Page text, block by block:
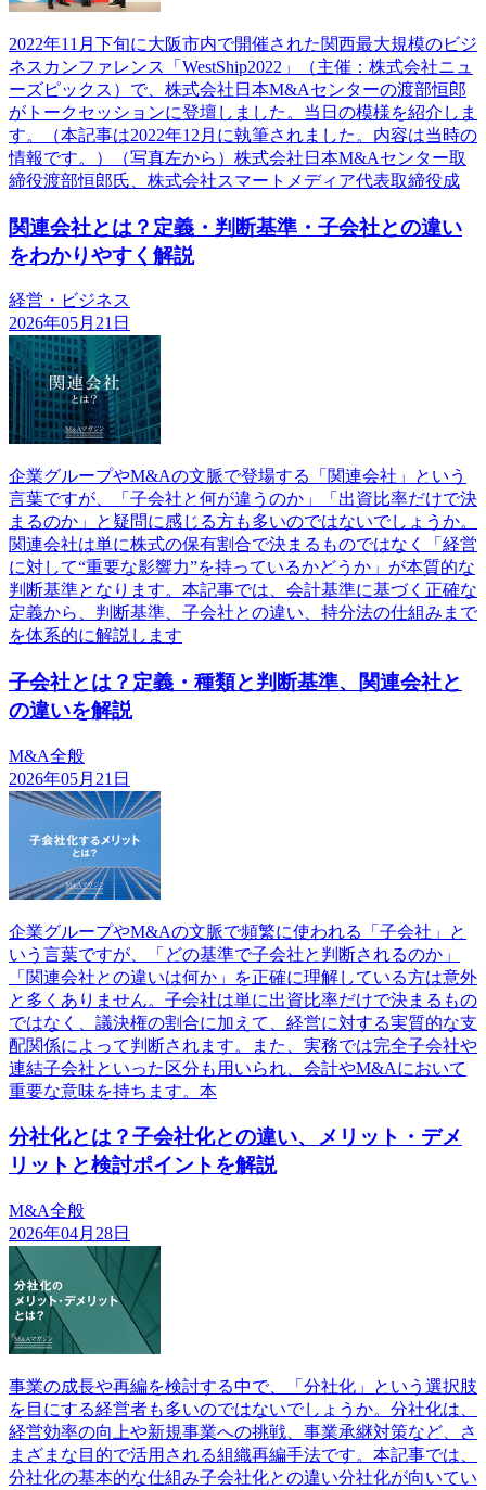
2022年11月下旬に大阪市内で開催された関西最大規模のビジ
ネスカンファレンス「WestShip2022」（主催：株式会社ニュ
ーズピックス）で、株式会社日本M&Aセンターの渡部恒郎
がトークセッションに登壇しました。当日の模様を紹介しま
す。（本記事は2022年12月に執筆されました。内容は当時の
情報です。）（写真左から）株式会社日本M&Aセンター取
締役渡部恒郎氏、株式会社スマートメディア代表取締役成
関連会社とは？定義・判断基準・子会社との違い
をわかりやすく解説
経営・ビジネス
2026年05月21日
企業グループやM&Aの文脈で登場する「関連会社」という
言葉ですが、「子会社と何が違うのか」「出資比率だけで決
まるのか」と疑問に感じる方も多いのではないでしょうか。
関連会社は単に株式の保有割合で決まるものではなく「経営
に対して“重要な影響力”を持っているかどうか」が本質的な
判断基準となります。本記事では、会計基準に基づく正確な
定義から、判断基準、子会社との違い、持分法の仕組みまで
を体系的に解説します
子会社とは？定義・種類と判断基準、関連会社と
の違いを解説
M&A全般
2026年05月21日
企業グループやM&Aの文脈で頻繁に使われる「子会社」と
いう言葉ですが、「どの基準で子会社と判断されるのか」
「関連会社との違いは何か」を正確に理解している方は意外
と多くありません。子会社は単に出資比率だけで決まるもの
ではなく、議決権の割合に加えて、経営に対する実質的な支
配関係によって判断されます。また、実務では完全子会社や
連結子会社といった区分も用いられ、会計やM&Aにおいて
重要な意味を持ちます。本
分社化とは？子会社化との違い、メリット・デメ
リットと検討ポイントを解説
M&A全般
2026年04月28日
事業の成長や再編を検討する中で、「分社化」という選択肢
を目にする経営者も多いのではないでしょうか。分社化は、
経営効率の向上や新規事業への挑戦、事業承継対策など、さ
まざまな目的で活用される組織再編手法です。本記事では、
分社化の基本的な仕組み子会社化との違い分社化が向いてい